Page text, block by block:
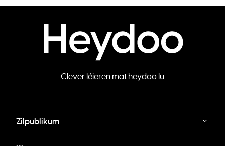
Clever léieren mat heydoo.lu
Zilpublikum